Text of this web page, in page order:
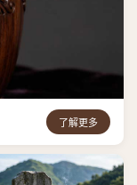
了解更多